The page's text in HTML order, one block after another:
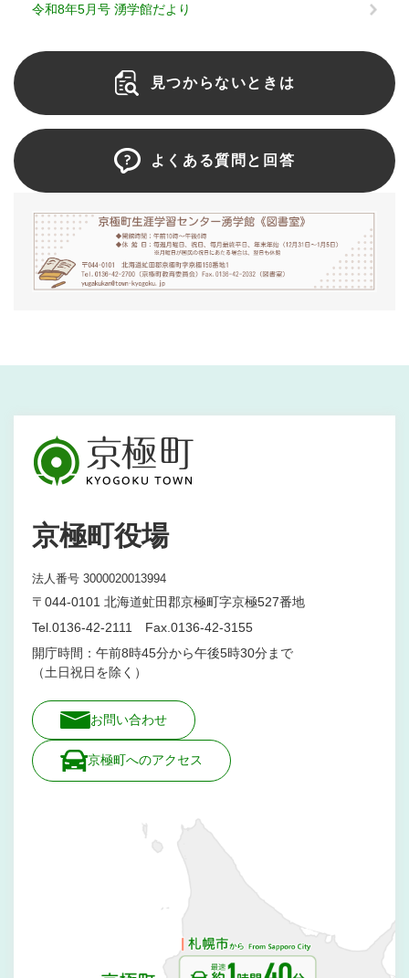
令和8年5月号 湧学館だより
見つからないときは
よくある質問と回答
京極町役場
法人番号 3000020013994
〒044-0101 北海道虻田郡京極町字京極527番地
Tel.0136-42-2111 Fax.0136-42-3155
開庁時間：午前8時45分から午後5時30分まで
（土日祝日を除く）
お問い合わせ
京極町へのアクセス